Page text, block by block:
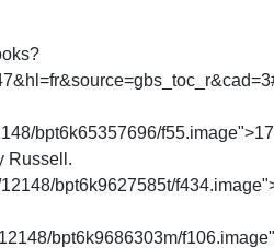
bpt6k65357696/f55.image">17
Russell.
bpt6k9627585t/
bpt6k9686303m/